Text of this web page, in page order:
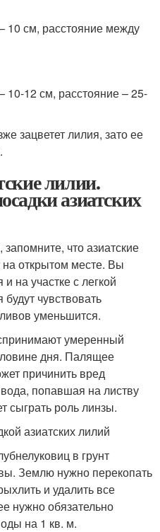
10 см, расстояние между
10-12 см, расстояние – 25-
зацветет лилия, зато ее
лилии.
азиатских
что азиатские
на открытом месте. Вы
на участке с легкой
чувствовать
уменьшится.
умеренный
дня. Палящее
причинить вред
попавшая на листву
сыграть роль линзы.
азиатских лилий
в грунт
Землю нужно перекопать
и удалить все
нужно обязательно
на 1 кв. м.